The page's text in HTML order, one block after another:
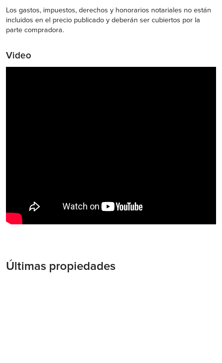
Los gastos, impuestos, derechos y honorarios notariales no están
incluidos en el precio publicado y deberán ser cubiertos por la
parte compradora.
Video
Últimas propiedades